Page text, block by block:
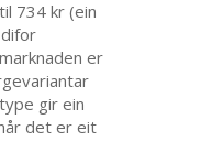
734 kr (ein
er
gir ein
det er eit